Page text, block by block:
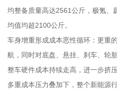
均整备质量高达2561公斤，极氪、
均值均超2100公斤。
车身增重形成成本恶性循环：更重
航，同时对底盘、悬挂、刹车、轮
整车硬件成本持续走高，进一步挤
多重成本压力叠加下，整个新能源